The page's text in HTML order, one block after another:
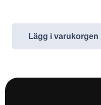
Lägg i varukorgen